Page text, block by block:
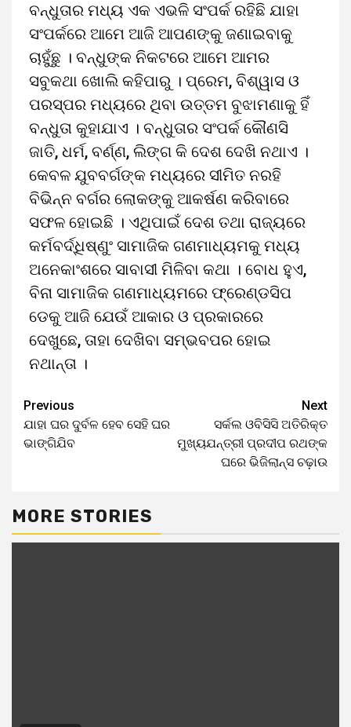
ବନ୍ଧୁତାର ମଧ୍ୟ ଏକ ଏଭଳି ସଂପର୍କ ରହିଛି ଯାହା
ସଂପର୍କରେ ଆମେ ଆଜି ଆପଣଙ୍କୁ ଜଣାଇବାକୁ
ଚାହୁଁଛୁ । ବନ୍ଧୁଙ୍କ ନିକଟରେ ଆମେ ଆମର
ସବୁକଥା ଖୋଲି କହିପାରୁ । ପ୍ରେମ, ବିଶ୍ୱାସ ଓ
ପରସ୍ପର ମଧ୍ୟରେ ଥିବା ଉତ୍ତମ ବୁଝାମଣାକୁ ହିଁ
ବନ୍ଧୁତା କୁହାଯାଏ । ବନ୍ଧୁତାର ସଂପର୍କ କୌଣସି
ଜାତି, ଧର୍ମ, ବର୍ଣ୍ଣ, ଲିଙ୍ଗ କି ଦେଶ ଦେଖି ନଥାଏ ।
କେବଳ ଯୁବବର୍ଗଙ୍କ ମଧ୍ୟରେ ସୀମିତ ନରହି
ବିଭିନ୍ନ ବର୍ଗର ଲୋକଙ୍କୁ ଆକର୍ଷଣ କରିବାରେ
ସଫଳ ହୋଇଛି । ଏଥିପାଇଁ ଦେଶ ତଥା ରାଜ୍ୟରେ
କର୍ମବର୍ଦ୍ଧିଷ୍ଣୁଂ ସାମାଜିକ ଗଣମାଧ୍ୟମକୁ ମଧ୍ୟ
ଅନେକାଂଶରେ ସାବାସୀ ମିଳିବା କଥା । ବୋଧ ହୁଏ,
ବିନା ସାମାଜିକ ଗଣମାଧ୍ୟମରେ ଫ୍ରେଣ୍ଡସିପ
ଡେକୁ ଆଜି ଯେଉଁ ଆକାର ଓ ପ୍ରକାରରେ
ଦେଖୁଛେ, ତାହା ଦେଖିବା ସମ୍ଭବପର ହୋଇ
ନଥାନ୍ତା ।
Previous
ଯାହା ଘର ଦୁର୍ବଳ ହେବ ସେହି ଘର
ଭାଙ୍ଗିଯିବ
Next
ସର୍କଲ ଓବିସିସି ଅତିରିକ୍ତ
ମୁଖ୍ୟଯନ୍ତ୍ରୀ ପ୍ରଦୀପ ରଥଙ୍କ
ଘରେ ଭିଜିଲାନ୍ସ ଚଢ଼ାଉ
MORE STORIES